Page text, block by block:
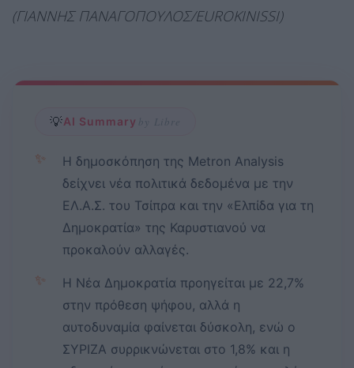
(ΓΙΑΝΝΗΣ ΠΑΝΑΓΟΠΟΥΛΟΣ/EUROKINISSI)
💡AI Summary by Libre
✨
Η δημοσκόπηση της Metron Analysis
δείχνει νέα πολιτικά δεδομένα με την
ΕΛ.Α.Σ. του Τσίπρα και την «Ελπίδα για τη
Δημοκρατία» της Καρυστιανού να
προκαλούν αλλαγές.
✨
Η Νέα Δημοκρατία προηγείται με 22,7%
στην πρόθεση ψήφου, αλλά η
αυτοδυναμία φαίνεται δύσκολη, ενώ ο
ΣΥΡΙΖΑ συρρικνώνεται στο 1,8% και η